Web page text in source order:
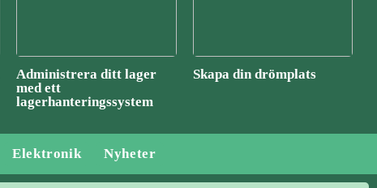
Administrera ditt lager
med ett
lagerhanteringssystem
Skapa din drömplats
Elektronik Nyheter